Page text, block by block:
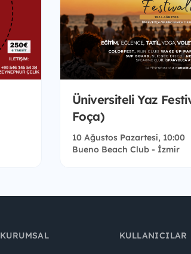
Üniversiteli Yaz
Foça)
10 Ağustos Pazartesi, 10:00
Bueno Beach Club - İzmir
KURUMSAL KULLANICILAR